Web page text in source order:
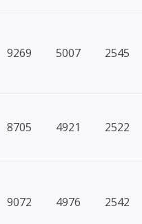
9269 5007 2545
8705 4921 2522
9072 4976 2542